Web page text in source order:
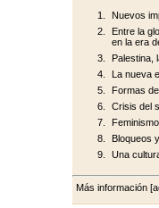
Nuevos
Entre la
en la era
Palestina,
La nueva
Formas
Crisis del
Bloqueos
Una
Más información